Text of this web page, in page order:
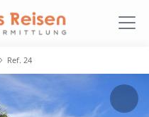
Ref. 24